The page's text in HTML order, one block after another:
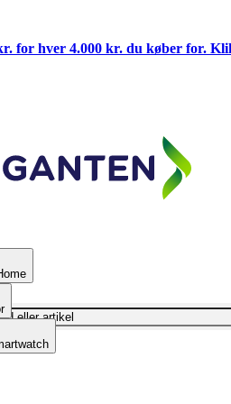
for hver 4.000 kr. du køber for.